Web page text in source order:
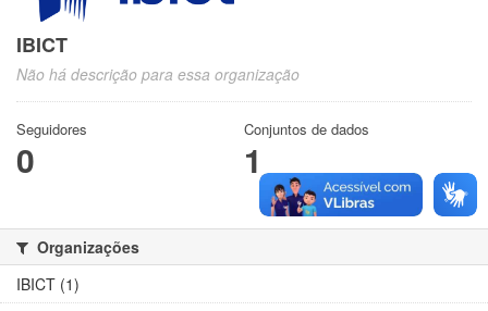
IBICT
Não há descrição para essa organização
Seguidores
0
Conjuntos de dados
1
Organizações
IBICT (1)